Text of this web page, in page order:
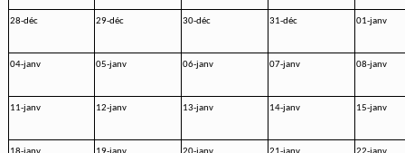
28-déc 29-déc 30-déc 31-déc 01-janv
04-janv 05-janv 06-janv 07-janv 08-janv
11-janv 12-janv 13-janv 14-janv 15-janv